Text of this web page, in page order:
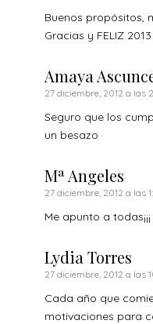
Buenos propósitos,
Gracias y FELIZ 2013
Amaya
27 diciembre, 2012 a las
Seguro que los
un besazo
Mª Angeles
27 diciembre, 2012 a las
Me apunto a
Lydia Torres
27 diciembre, 2012 a las
Cada año que
motivaciones para